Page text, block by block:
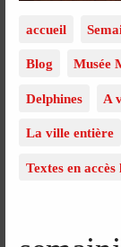
accueil
Blog Musée
Delphines A
La ville entière
Textes en